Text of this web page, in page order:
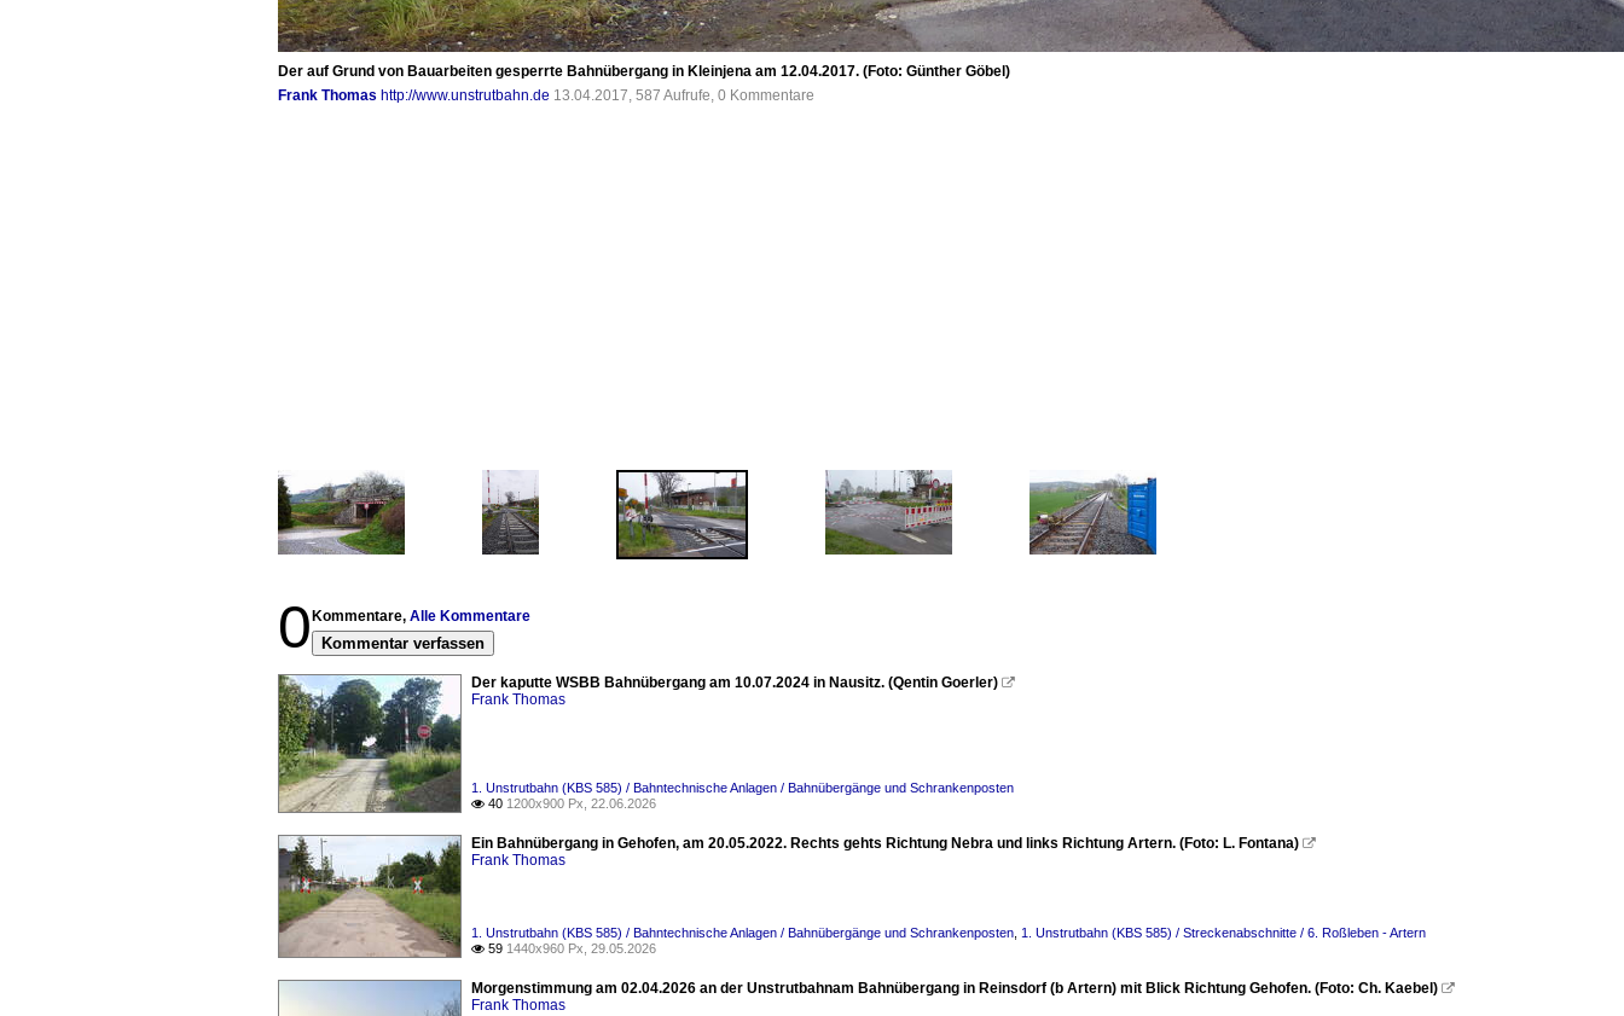
Der auf Grund von Bauarbeiten gesperrte Bahnübergang in Kleinjena am 12.04.2017. (Foto: Günther Göbel)
Frank Thomas http://www.unstrutbahn.de 13.04.2017, 587 Aufrufe, 0 Kommentare
0 Kommentare, Alle Kommentare
Kommentar verfassen
Der kaputte WSBB Bahnübergang am 10.07.2024 in Nausitz. (Qentin Goerler) 
Frank Thomas
1. Unstrutbahn (KBS 585) / Bahntechnische Anlagen / Bahnübergänge und Schrankenposten
 40 1200x900 Px, 22.06.2026
Ein Bahnübergang in Gehofen, am 20.05.2022. Rechts gehts Richtung Nebra und links Richtung Artern. (Foto: L. Fontana) 
Frank Thomas
1. Unstrutbahn (KBS 585) / Bahntechnische Anlagen / Bahnübergänge und Schrankenposten 1. Unstrutbahn (KBS 585) / Streckenabschnitte / 6. Roßleben - Artern
 59 1440x960 Px, 29.05.2026
Morgenstimmung am 02.04.2026 an der Unstrutbahnam Bahnübergang in Reinsdorf (b Artern) mit Blick Richtung Gehofen. (Foto: Ch. Kaebel) 
Frank Thomas